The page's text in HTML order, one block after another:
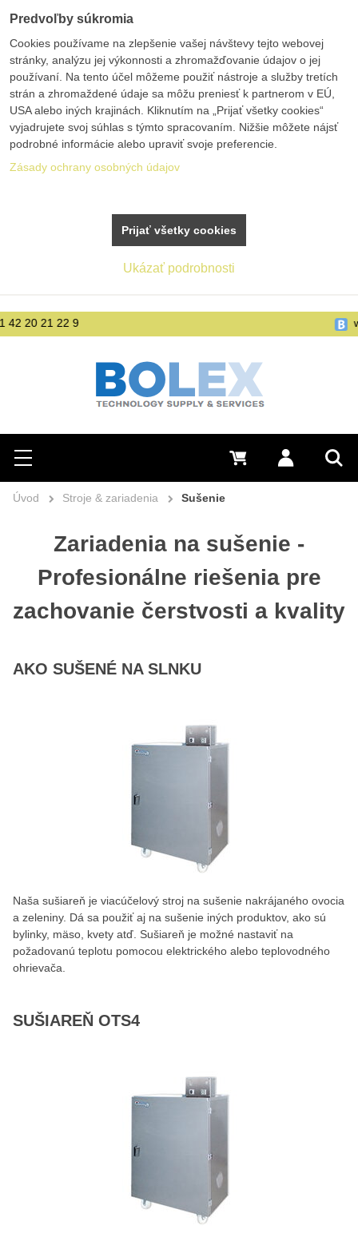
Hľadať
Menu Prihlásiť sa
0 €
Úvod Stroje & zariadenia Sušenie
Zariadenia na sušenie -
Profesionálne riešenia pre
zachovanie čerstvosti a kvality
AKO SUŠENÉ NA SLNKU
Naša sušiareň je viacúčelový stroj na sušenie nakrájaného ovocia
a zeleniny. Dá sa použiť aj na sušenie iných produktov, ako sú
bylinky, mäso, kvety atď. Sušiareň je možné nastaviť na
požadovanú teplotu pomocou elektrického alebo teplovodného
ohrievača.
SUŠIAREŇ OTS4
Predvoľby súkromia
Cookies používame na zlepšenie vašej návštevy tejto webovej
stránky, analýzu jej výkonnosti a zhromažďovanie údajov o jej
používaní. Na tento účel môžeme použiť nástroje a služby tretích
strán a zhromaždené údaje sa môžu preniesť k partnerom v EÚ,
USA alebo iných krajinách. Kliknutím na „Prijať všetky cookies“
vyjadrujete svoj súhlas s týmto spracovaním. Nižšie môžete nájsť
podrobné informácie alebo upraviť svoje preferencie.
Zásady ochrany osobných údajov
Ukázať podrobnosti
Prijať všetky cookies